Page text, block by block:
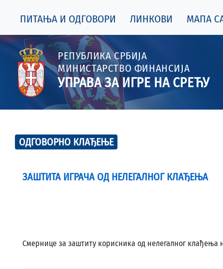
ПИТАЊА И ОДГОВОРИ ЛИНКОВИ МАПА
РЕПУБЛИКА СРБИЈА
МИНИСТАРСТВО ФИНАНСИЈА
УПРАВА ЗА ИГРЕ НА СРЕЋУ
ОДГОВОРНО КЛАЂЕЊЕ
ЗАШТИТА ИГРАЧА ОД НЕЛЕГАЛНОГ КЛАЂЕЊА
Смернице за заштиту корисника од нелегалног клађења